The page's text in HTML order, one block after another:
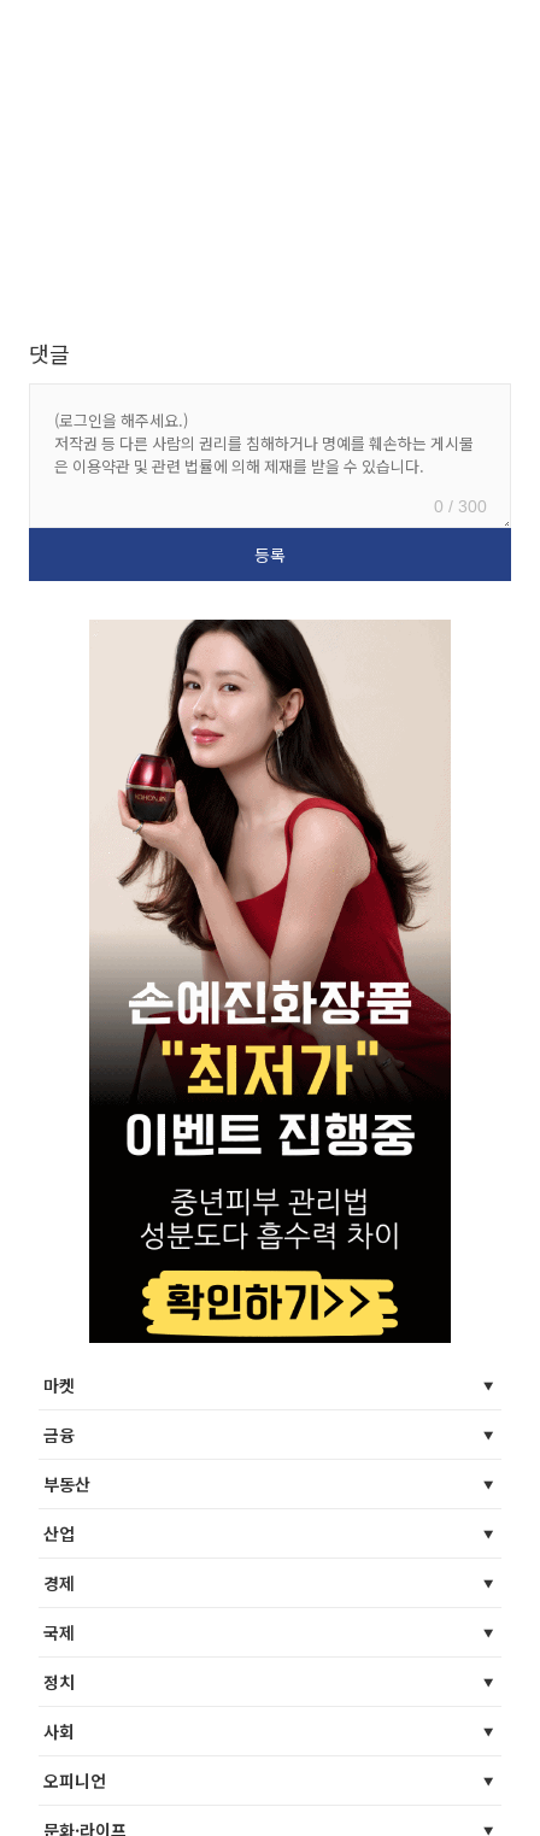
댓글
0 / 300
마켓
금융
부동산
산업
경제
국제
정치
사회
오피니언
문화·라이프